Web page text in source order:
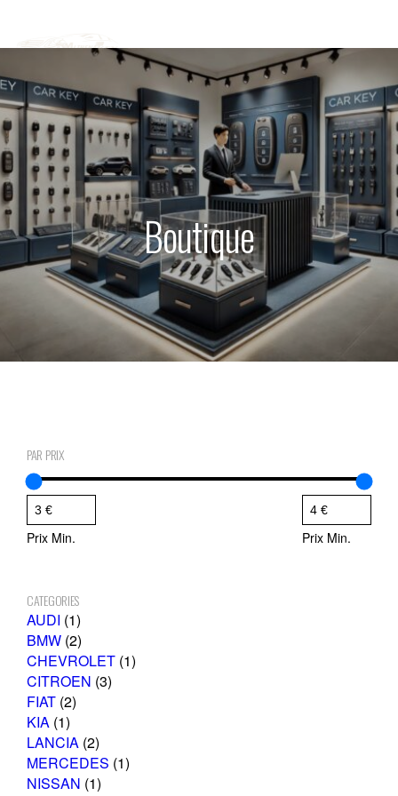
Boutique
PAR PRIX
Prix Min. Prix Min.
CATEGORIES
AUDI 11
p
r
o
i
t
BMW 22
p
r
u
i
t
CHEVROLET 11
CITROEN 33
d
FIAT 22
r
o
d
KIA 11
p
r
o
LANCIA 22
p
r
MERCEDES 11
NISSAN 11